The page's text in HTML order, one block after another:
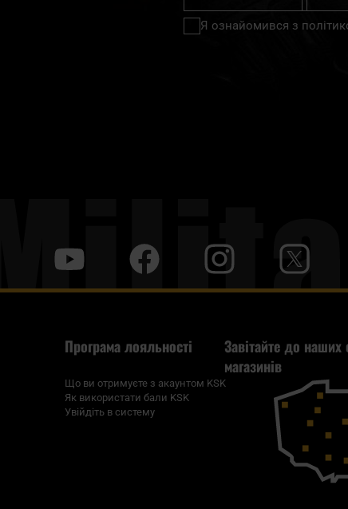
нашу
розсилку
Я ознайомився з
Програма лояльності
Що ви отримуєте з акаунтом KSK
Як використати бали KSK
Увійдіть в систему
Завітайте до наших
магазинів